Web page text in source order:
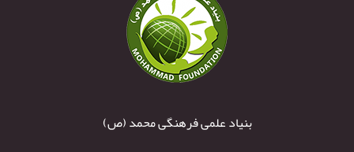
بنیاد علمی فرهنگی محمد (ص)